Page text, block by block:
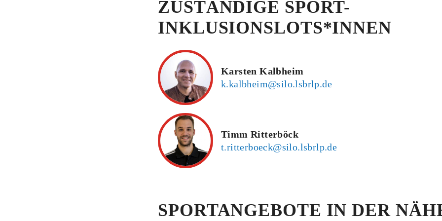
ZUSTÄNDIGE SPORT-
INKLUSIONSLOTS*INNEN
Karsten Kalbheim
k.kalbheim@silo.lsbrlp.de
Timm Ritterböck
t.ritterboeck@silo.lsbrlp.de
SPORTANGEBOTE IN DER